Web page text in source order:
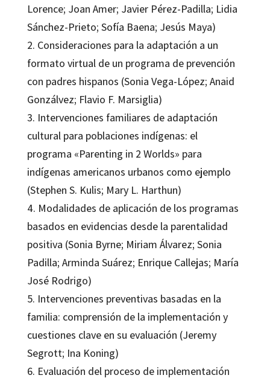
Lorence; Joan Amer; Javier Pérez-Padilla; Lidia
Sánchez-Prieto; Sofía Baena; Jesús Maya)
2. Consideraciones para la adaptación a un
formato virtual de un programa de prevención
con padres hispanos (Sonia Vega-López; Anaid
Gonzálvez; Flavio F. Marsiglia)
3. Intervenciones familiares de adaptación
cultural para poblaciones indígenas: el
programa «Parenting in 2 Worlds» para
indígenas americanos urbanos como ejemplo
(Stephen S. Kulis; Mary L. Harthun)
4. Modalidades de aplicación de los programas
basados en evidencias desde la parentalidad
positiva (Sonia Byrne; Miriam Álvarez; Sonia
Padilla; Arminda Suárez; Enrique Callejas; María
José Rodrigo)
5. Intervenciones preventivas basadas en la
familia: comprensión de la implementación y
cuestiones clave en su evaluación (Jeremy
Segrott; Ina Koning)
6. Evaluación del proceso de implementación